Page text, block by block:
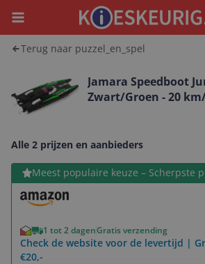
Menu
Terug naar puzzel_en_spel
Jamara Speedboot
Zwart/Groen - 20
Alle 2 prijzen en aanbieders
Meest populaire keuze – Scherpste
1 tot 2 dagenGratis verzending
Check de website voor de levertijd |
€20,-
Bekijk product